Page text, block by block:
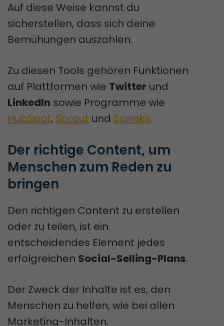
Auf diese Weise kannst du
sicherstellen, dass sich deine
Bemühungen auszahlen.
Zu diesen Tools gehören Funktionen
auf Plattformen wie Twitter und
LinkedIn sowie Programme wie
HubSpot, Sprout und Sprinklr.
Der richtige Content, um
Menschen zum Reden zu
bringen
Den richtigen Content zu erstellen
oder zu teilen, ist ein
entscheidendes Element jedes
erfolgreichen Social-Selling-Plans.
Der Zweck der Inhalte ist es, den
Menschen zu helfen, wie bei allen
Marketing-Inhalten.